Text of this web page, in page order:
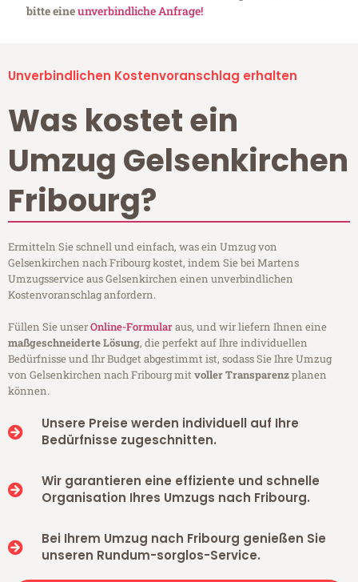
bitte eineunverbindliche Anfrage!
Unverbindlichen Kostenvoranschlag erhalten
Was kostet ein
Umzug Gelsenkirchen
Fribourg?
Ermitteln Sie schnell und einfach, was ein Umzug von
Gelsenkirchen nach Fribourg kostet, indem Sie bei Martens
Umzugsservice aus Gelsenkirchen einen unverbindlichen
Kostenvoranschlag anfordern.
Füllen Sie unserOnline-Formularaus, und wir liefern Ihnen eine
maßgeschneiderte Lösung, die perfekt auf Ihre individuellen
Bedürfnisse und Ihr Budget abgestimmt ist, sodass Sie Ihre Umzug
von Gelsenkirchen nach Fribourg mitvoller Transparenzplanen
können.
Unsere Preise werden individuell auf Ihre
Bedürfnisse zugeschnitten.
Wir garantieren eine effiziente und schnelle
Organisation Ihres Umzugs nach Fribourg.
Bei Ihrem Umzug nach Fribourg genießen Sie
unseren Rundum-sorglos-Service.